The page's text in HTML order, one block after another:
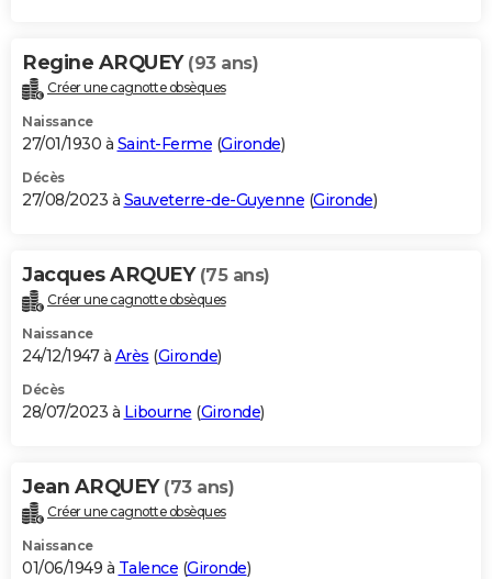
Regine ARQUEY (93 ans)
Créer une cagnotte obsèques
Naissance
27/01/1930 à Saint-Ferme (Gironde)
Décès
27/08/2023 à Sauveterre-de-Guyenne (Gironde)
Jacques ARQUEY (75 ans)
Créer une cagnotte obsèques
Naissance
24/12/1947 à Arès (Gironde)
Décès
28/07/2023 à Libourne (Gironde)
Jean ARQUEY (73 ans)
Créer une cagnotte obsèques
Naissance
01/06/1949 à Talence (Gironde)